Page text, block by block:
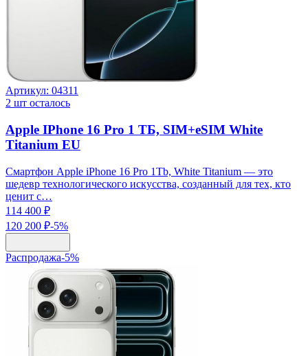
Артикул: 04311
2 шт осталось
Apple IPhone 16 Pro 1 ТБ, SIM+eSIM White
Titanium EU
Смартфон Apple iPhone 16 Pro 1Tb, White Titanium — это
шедевр технологического искусства, созданный для тех, кто
ценит с…
114 400 ₽
120 200 ₽-5%
Распродажа-5%